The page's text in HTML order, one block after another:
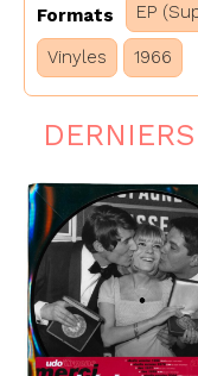
Formats EP
Vinyles 1966